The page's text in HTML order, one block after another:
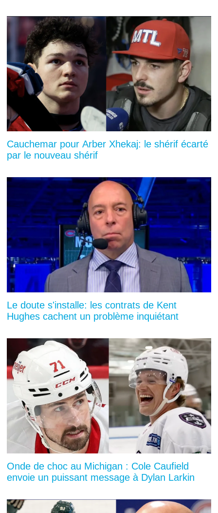
Cauchemar pour Arber Xhekaj: le shérif écarté
par le nouveau shérif
Le doute s'installe: les contrats de Kent
Hughes cachent un problème inquiétant
Onde de choc au Michigan : Cole Caufield
envoie un puissant message à Dylan Larkin